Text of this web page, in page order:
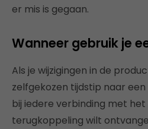
er mis is gegaan.
Wanneer gebruik je
Als je wijzigingen in de
zelfgekozen tijdstip naar
bij iedere verbinding met
terugkoppeling wilt